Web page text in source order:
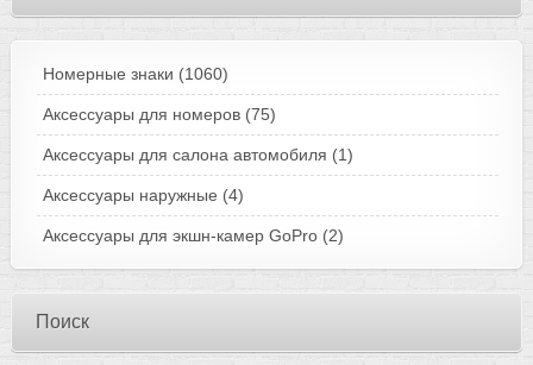
Номерные знаки (1060)
Аксессуары для номеров (75)
Аксессуары для салона автомобиля (1)
Аксессуары наружные (4)
Аксессуары для экшн-камер GoPro (2)
Поиск